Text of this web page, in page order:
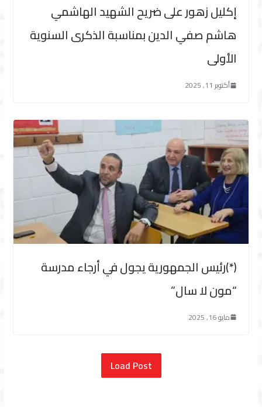
إكليل زهور على ضريح الشهيد الهاشمي
هاشم صفي الدين بمناسبة الذكرى السنوية
الأولى
أكتوبر 11, 2025
(*)رئيس الجمهورية يجول في أرجاء مدرسة
“مون لا سال”
مايو 16, 2025
Load Post